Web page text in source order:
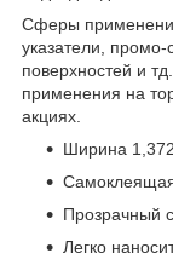
Сферы
указатели,
поверхностей и
применения на
акциях.
Ширина
Прозрачный
Легко